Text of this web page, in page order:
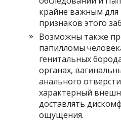
крайне важным для
признаков этого
Возможны также
папилломы
генитальных
органах,
анального
характерный
доставлять
ощущения.